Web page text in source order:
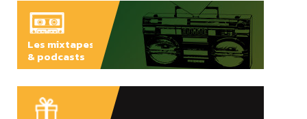
Les mixtapes
& podcasts